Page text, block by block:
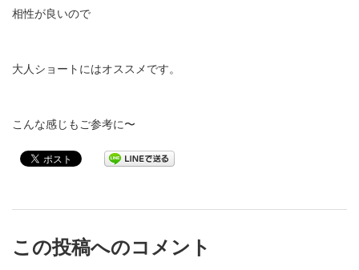
相性が良いので
大人ショートにはオススメです。
こんな感じもご参考に〜
この投稿へのコメント